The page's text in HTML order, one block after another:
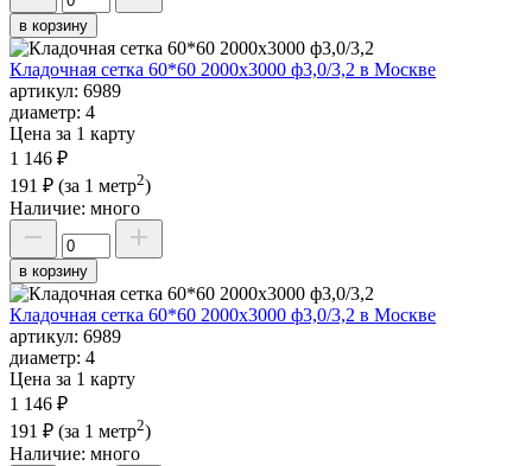
в корзину
Кладочная сетка 60*60 2000х3000 ф3,0/3,2 в Москве
артикул: 6989
диаметр: 4
Цена за 1 карту
1 146 ₽
191 ₽ (за 1 метр2)
Наличие: много
в корзину
Кладочная сетка 60*60 2000х3000 ф3,0/3,2 в Москве
артикул: 6989
диаметр: 4
Цена за 1 карту
1 146 ₽
191 ₽ (за 1 метр2)
Наличие: много